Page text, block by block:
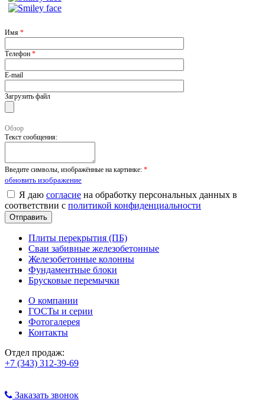
Имя *
Телефон *
E-mail
Загрузить файл
Обзор
Текст сообщения:
Введите символы, изображённые на картинке: *
обновить изображение
Я даю согласие на обработку персональных данных в
соответствии с политикой конфиденциальности
Плиты перекрытия (ПБ)
Сваи забивные железобетонные
Железобетонные колонны
Фундаментные блоки
Брусковые перемычки
О компании
ГОСТы и серии
Фотогалерея
Контакты
Отдел продаж:
+7 (343) 312-39-69
Заказать звонок